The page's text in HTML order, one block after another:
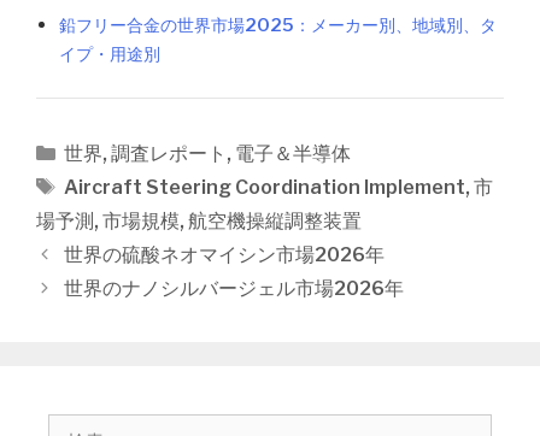
鉛フリー合金の世界市場2025：メーカー別、地域別、タ
イプ・用途別
カ
テ
ゴ
リ
ー
世界, 調査レポート , 電子＆半導体
タ
グ
Aircraft Steering Coordination Implement, 市
場予測 , 市場規模, 航空機操縦調整装置
投
稿
世界の硫酸ネオマイシン市場2026年
世界のナノシルバージェル市場2026年